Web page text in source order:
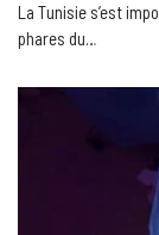
La Tunisie s’est
phares du…